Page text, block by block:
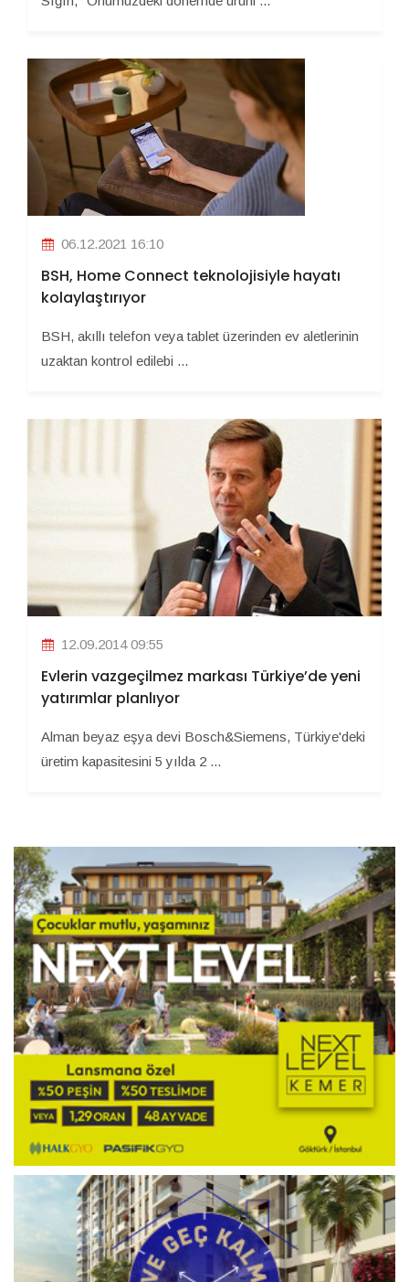
06.12.2021 16:10
BSH, Home Connect teknolojisiyle hayatı
kolaylaştırıyor
BSH, akıllı telefon veya tablet üzerinden ev aletlerinin
uzaktan kontrol edilebi ...
12.09.2014 09:55
Evlerin vazgeçilmez markası Türkiye’de yeni
yatırımlar planlıyor
Alman beyaz eşya devi Bosch&Siemens, Türkiye'deki
üretim kapasitesini 5 yılda 2 ...